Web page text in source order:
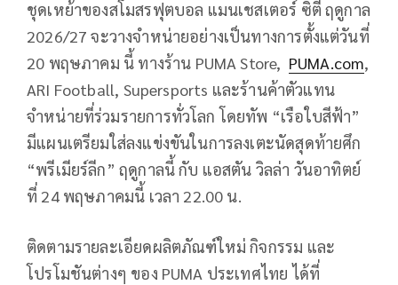
ชุดเหย้าของสโมสรฟุตบอล แมนเชสเตอร์ ซิตี้ ฤดูกาล
2026/27 จะวางจำหน่ายอย่างเป็นทางการตั้งแต่วันที่
20 พฤษภาคม นี้ ทางร้าน PUMA Store, PUMA.com,
ARI Football, Supersports และร้านค้าตัวแทน
จำหน่ายที่ร่วมรายการทั่วโลก โดยทัพ “เรือใบสีฟ้า”
มีแผนเตรียมใส่ลงแข่งขันในการลงเตะนัดสุดท้ายศึก
“พรีเมียร์ลีก” ฤดูกาลนี้ กับ แอสตัน วิลล่า วันอาทิตย์
ที่ 24 พฤษภาคมนี้ เวลา 22.00 น.
ติดตามรายละเอียดผลิตภัณฑ์ใหม่ กิจกรรม และ
โปรโมชันต่างๆ ของ PUMA ประเทศไทย ได้ที่